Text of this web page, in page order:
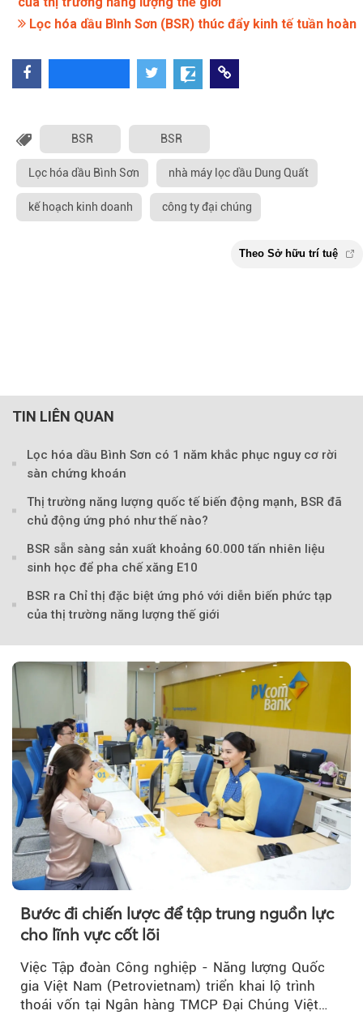
Lọc hóa dầu Bình Sơn (BSR) thúc đẩy kinh tế tuần hoàn
BSR BSR
Lọc hóa dầu Bình Sơn nhà máy lọc dầu Dung Quất
kế hoạch kinh doanh công ty đại chúng
Theo Sở hữu trí
TIN LIÊN QUAN
Lọc hóa dầu Bình Sơn có 1 năm khắc phục nguy cơ rời
sàn chứng khoán
Thị trường năng lượng quốc tế biến động mạnh, BSR đã
chủ động ứng phó như thế nào?
BSR sẵn sàng sản xuất khoảng 60.000 tấn nhiên liệu
sinh học để pha chế xăng E10
BSR ra Chỉ thị đặc biệt ứng phó với diễn biến phức tạp
của thị trường năng lượng thế giới
Bước đi chiến lược để tập trung nguồn lực
cho lĩnh vực cốt lõi
Việc Tập đoàn Công nghiệp - Năng lượng Quốc
gia Việt Nam (Petrovietnam) triển khai lộ trình
thoái vốn tại Ngân hàng TMCP Đại Chúng Việt